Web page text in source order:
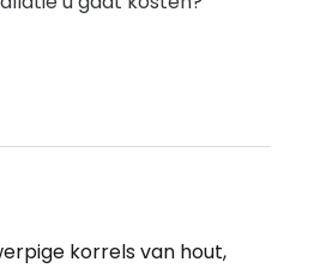
korrels van hout,